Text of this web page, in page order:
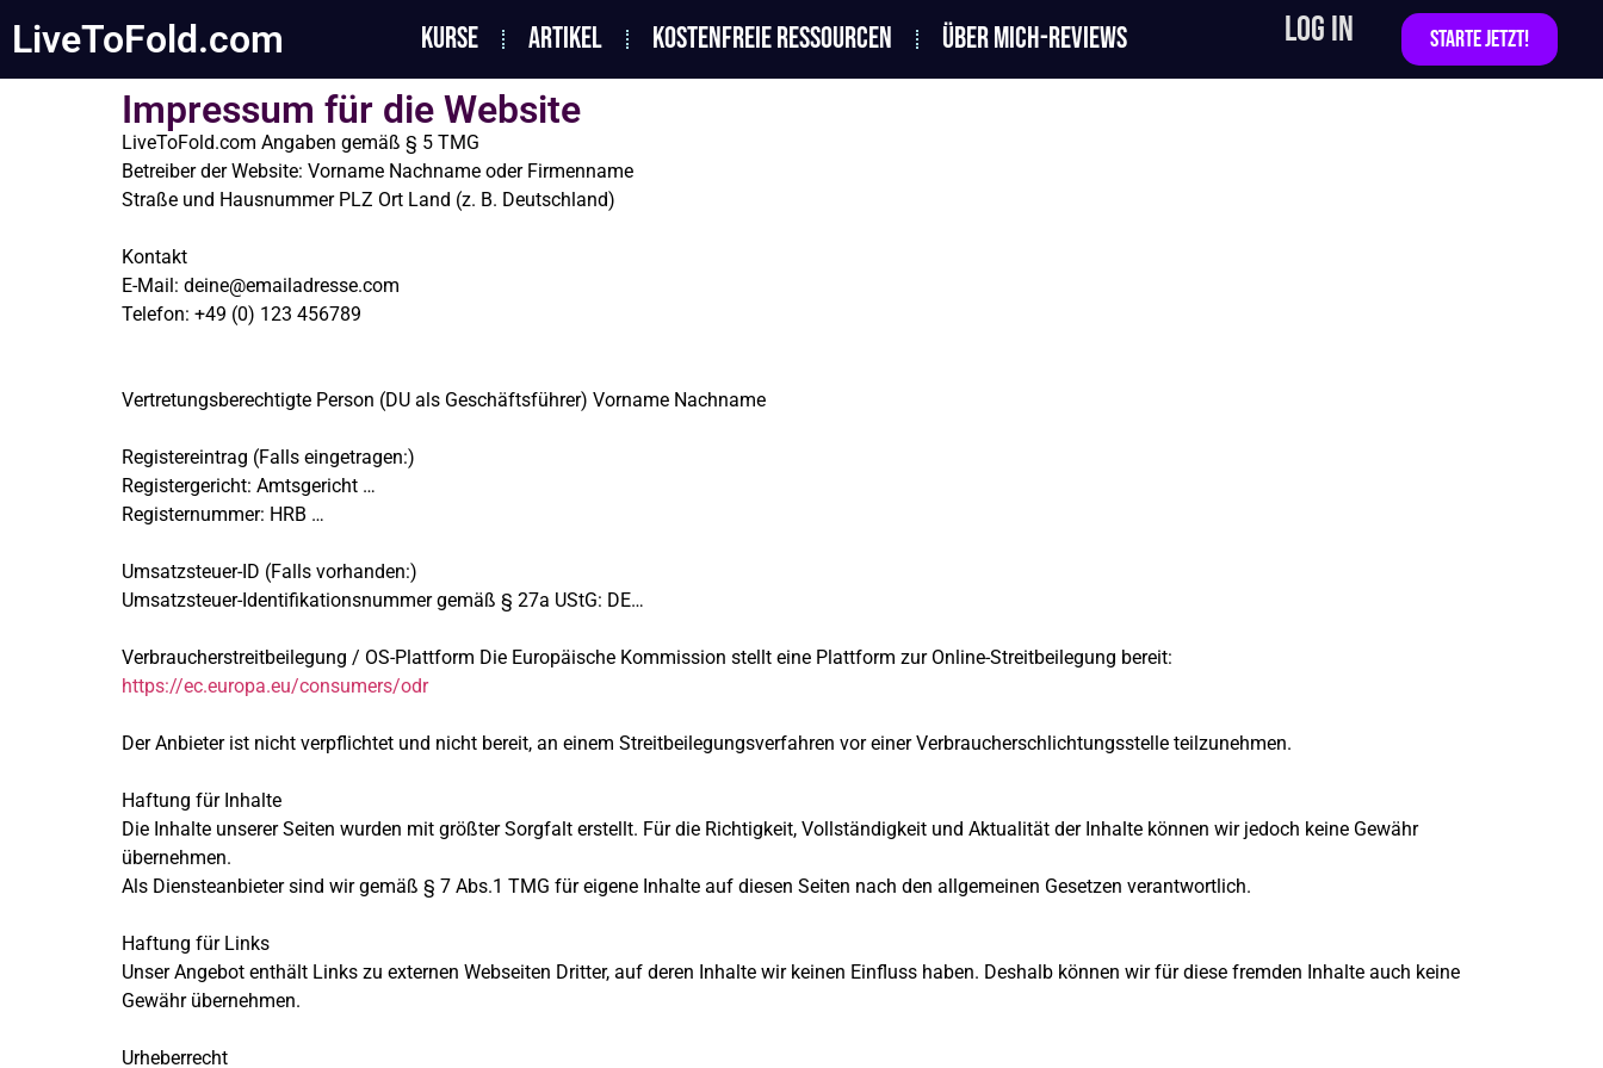
LiveToFold.com KURSE ARTIKEL KOSTENFREIE RESSOURCEN ÜBER MICH-REVIEWS LOG IN STARTE JETZT!
Impressum für die Website
LiveToFold.com Angaben gemäß § 5 TMG
Betreiber der Website: Vorname Nachname oder Firmenname
Straße und Hausnummer PLZ Ort Land (z. B. Deutschland)
Kontakt
E-Mail: deine@emailadresse.com
Telefon: +49 (0) 123 456789
Vertretungsberechtigte Person (DU als Geschäftsführer) Vorname Nachname
Registereintrag (Falls eingetragen:)
Registergericht: Amtsgericht …
Registernummer: HRB …
Umsatzsteuer-ID (Falls vorhanden:)
Umsatzsteuer-Identifikationsnummer gemäß § 27a UStG: DE…
Verbraucherstreitbeilegung / OS-Plattform Die Europäische Kommission stellt eine Plattform zur Online-Streitbeilegung bereit:
https://ec.europa.eu/consumers/odr
Der Anbieter ist nicht verpflichtet und nicht bereit, an einem Streitbeilegungsverfahren vor einer Verbraucherschlichtungsstelle teilzunehmen.
Haftung für Inhalte
Die Inhalte unserer Seiten wurden mit größter Sorgfalt erstellt. Für die Richtigkeit, Vollständigkeit und Aktualität der Inhalte können wir jedoch keine Gewähr
übernehmen.
Als Diensteanbieter sind wir gemäß § 7 Abs.1 TMG für eigene Inhalte auf diesen Seiten nach den allgemeinen Gesetzen verantwortlich.
Haftung für Links
Unser Angebot enthält Links zu externen Webseiten Dritter, auf deren Inhalte wir keinen Einfluss haben. Deshalb können wir für diese fremden Inhalte auch keine
Gewähr übernehmen.
Urheberrecht